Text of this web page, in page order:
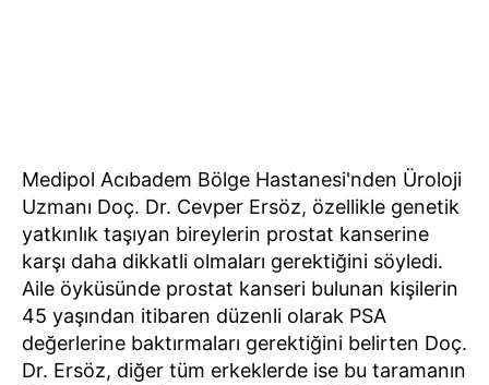
Medipol Acıbadem Bölge Hastanesi'nden Üroloji
Uzmanı Doç. Dr. Cevper Ersöz, özellikle genetik
yatkınlık taşıyan bireylerin prostat kanserine
karşı daha dikkatli olmaları gerektiğini söyledi.
Aile öyküsünde prostat kanseri bulunan kişilerin
45 yaşından itibaren düzenli olarak PSA
değerlerine baktırmaları gerektiğini belirten Doç.
Dr. Ersöz, diğer tüm erkeklerde ise bu taramanın